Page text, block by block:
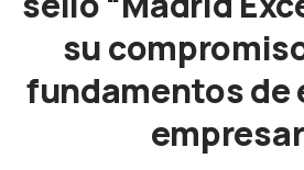
su
fundamentos de